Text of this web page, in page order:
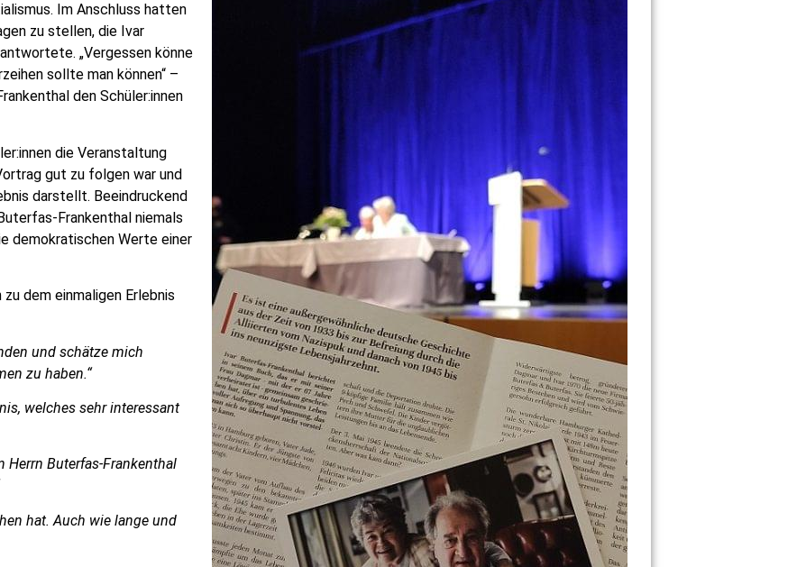
Im Anschluss hatten
zu stellen, die Ivar
„Vergessen könne
sollte man können“ –
den Schüler:innen
die Veranstaltung
gut zu folgen war und
darstellt. Beeindruckend
Frankenthal niemals
demokratischen Werte einer
dem einmaligen Erlebnis
und schätze mich
zu haben.“
welches sehr interessant
Herrn Buterfas-Frankenthal
hat. Auch wie lange und